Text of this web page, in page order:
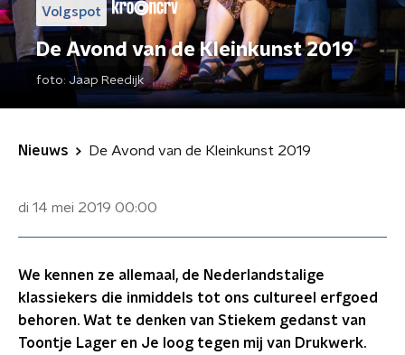
Volgspot
De Avond van de Kleinkunst 2019
foto: Jaap Reedijk
Nieuws De Avond van de Kleinkunst 2019
di 14 mei 2019 00:00
We kennen ze allemaal, de Nederlandstalige
klassiekers die inmiddels tot ons cultureel erfgoed
behoren. Wat te denken van Stiekem gedanst van
Toontje Lager en Je loog tegen mij van Drukwerk.